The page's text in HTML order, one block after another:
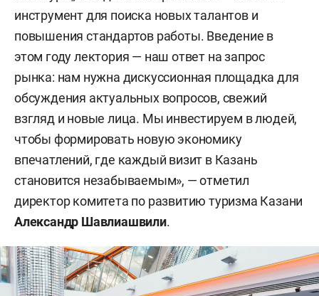
инструмент для поиска новых талантов и
повышения стандартов работы. Введение в
этом году лектория — наш ответ на запрос
рынка: нам нужна дискуссионная площадка для
обсуждения актуальных вопросов, свежий
взгляд и новые лица. Мы инвестируем в людей,
чтобы формировать новую экономику
впечатлений, где каждый визит в Казань
становится незабываемым», — отметил
директор комитета по развитию туризма Казани
Александр Шавлиашвили.